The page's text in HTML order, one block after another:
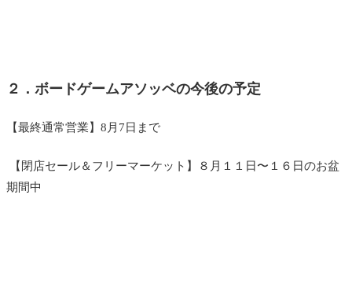
２．ボードゲームアソッベの今後の予定
【最終通常営業】8月7日まで
【閉店セール＆フリーマーケット】８月１１日〜１６日のお盆
期間中